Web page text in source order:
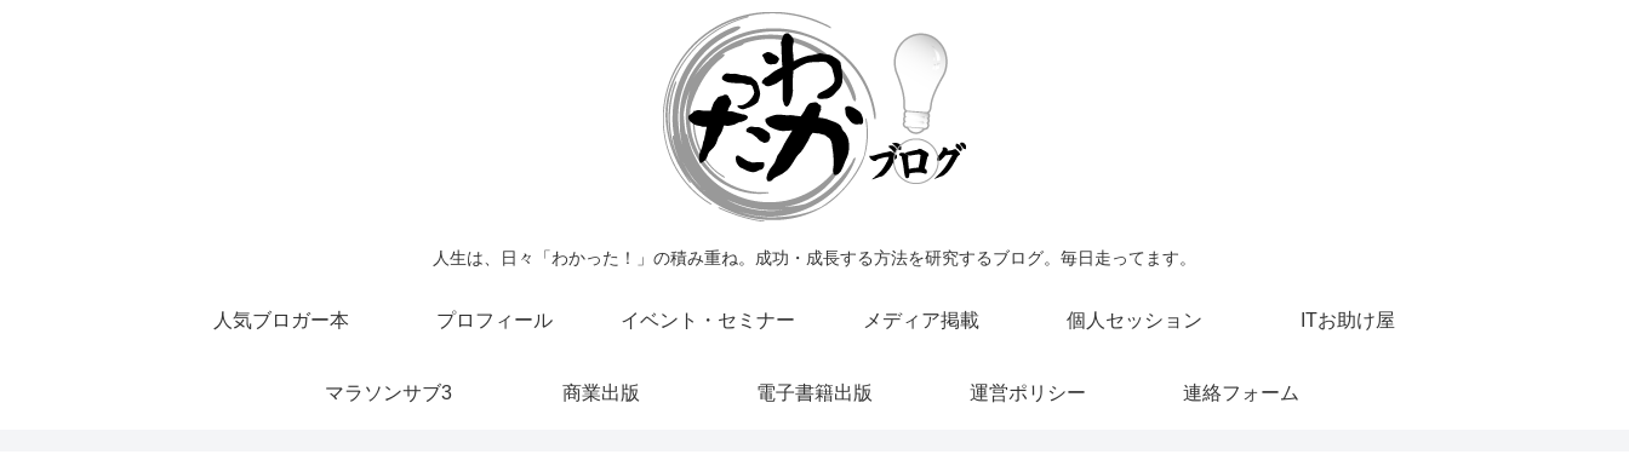
人生は、日々「わかった！」の積み重ね。成功・成長する方法を研究するブログ。毎日走ってます。
人気ブロガー本 プロフィール イベント・セミナー メディア掲載 個人セッション ITお助け屋
マラソンサブ3 商業出版 電子書籍出版 運営ポリシー 連絡フォーム